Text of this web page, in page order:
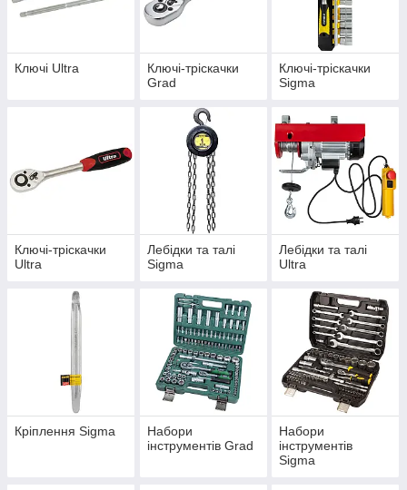
Ключі Ultra
Ключі-тріскачки
Grad
Ключі-тріскачки
Sigma
Ключі-тріскачки
Ultra
Лебідки та талі
Sigma
Лебідки та талі
Ultra
Кріплення Sigma
Набори
інструментів Grad
Набори
інструментів
Sigma